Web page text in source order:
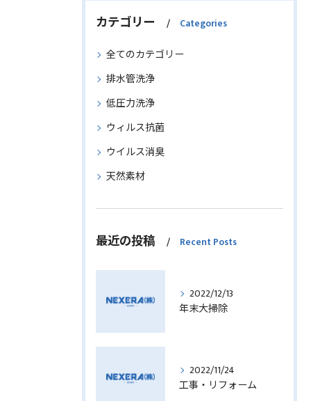
カテゴリー Categories
全てのカテゴリー
排水管洗浄
低圧力洗浄
ウィルス抗菌
ウイルス消臭
天然素材
最近の投稿 Recent Posts
2022/12/13
年末大掃除
2022/11/24
工事・リフォーム